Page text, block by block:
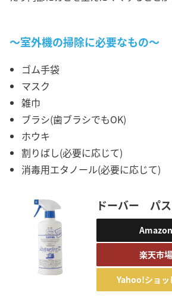
～室外機の掃除に必要なもの～
ゴム手袋
マスク
雑巾
ブラシ(歯ブラシでもOK)
ホウキ
割りばし(必要に応じて)
消毒用エタノール(必要に応じて)
ドーバー パス
楽天市
Yahoo!ショッ